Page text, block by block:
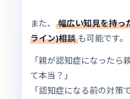
また、
幅広い知見を持っ
ライン)相談も可能です。
「親が認知症になったら
て本当？」
「認知症になる前の対策